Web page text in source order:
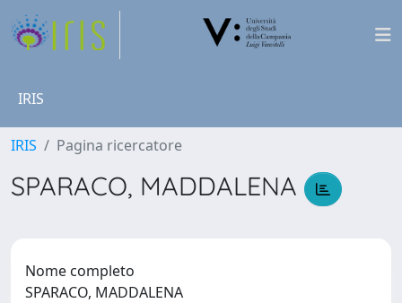
IRIS
IRIS Pagina ricercatore
SPARACO, MADDALENA
Nome completo
SPARACO, MADDALENA